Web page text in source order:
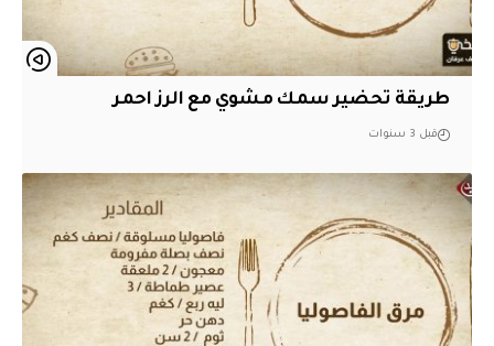
طريقة تحضير سمك مشوي مع الرز احمر
قبل 3 سنوات